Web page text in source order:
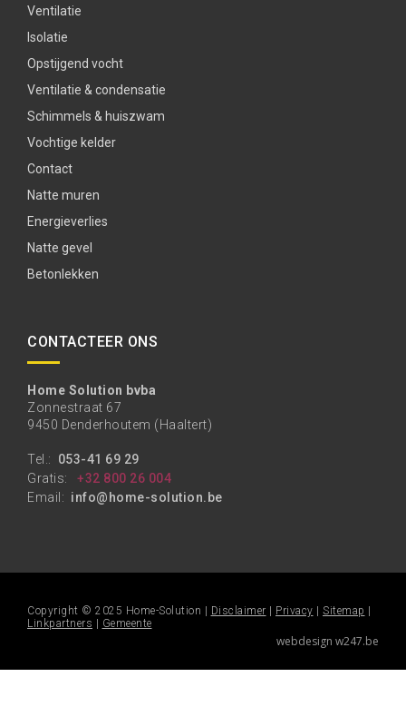
Ventilatie
Isolatie
Opstijgend vocht
Ventilatie & condensatie
Schimmels & huiszwam
Vochtige kelder
Contact
Natte muren
Energieverlies
Natte gevel
Betonlekken
CONTACTEER ONS
Home Solution bvba
Zonnestraat 67
9450 Denderhoutem (Haaltert)
Tel.: 053-41 69 29
Gratis:
+32 800 26 004
Email: info@home-solution.be
Copyright © 2025 Home-Solution | Disclaimer Privacy Sitemap
Linkpartners
Gemeente
webdesign w247.be